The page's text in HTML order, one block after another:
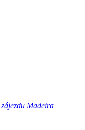
zájezdu Madeira